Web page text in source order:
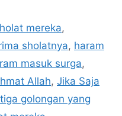
mereka,
sholatnya, haram
masuk surga,
Allah, Jika Saja
tiga golongan yang